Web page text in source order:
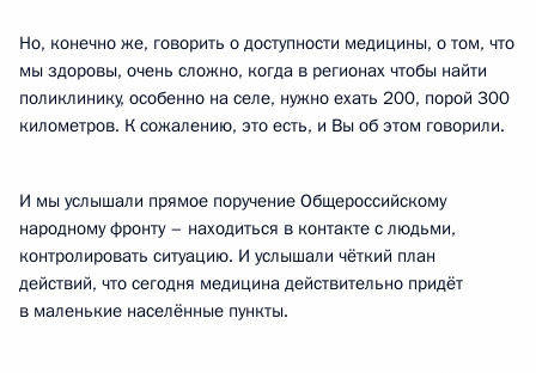
Но, конечно же, говорить о доступности медицины, о том, что
мы здоровы, очень сложно, когда в регионах чтобы найти
поликлинику, особенно на селе, нужно ехать 200, порой 300
километров. К сожалению, это есть, и Вы об этом говорили.
И мы услышали прямое поручение Общероссийскому
народному фронту – находиться в контакте с людьми,
контролировать ситуацию. И услышали чёткий план
действий, что сегодня медицина действительно придёт
в маленькие населённые пункты.